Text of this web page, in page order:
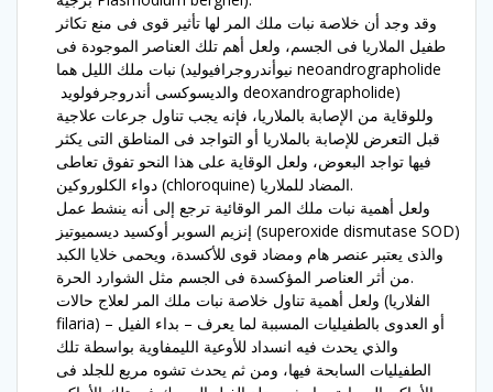
وقد وجد أن خلاصة نبات ملك المر لها تأثير قوى فى منع تكاثر
طفيل الملاريا فى الجسم، ولعل أهم تلك العناصر الموجودة فى
نبات ملك الليل هما (نيوأندروجرافيوليد neoandrographolide
والديسوكسى أندروجرفولويد deoxandrographolide)
وللوقاية من الإصابة بالملاريا، فإنه يجب تناول جرعات علاجية
قبل التعرض للإصابة بالملاريا أو التواجد فى المناطق التى يكثر
فيها تواجد البعوض، ولعل الوقاية على هذا النحو تفوق تعاطى
دواء الكلوروكين (chloroquine) المضاد للملاريا.
ولعل أهمية نبات ملك المر الوقائية ترجع إلى أنه ينشط عمل
إنزيم السوبر أوكسيد ديسميوتيز (superoxide dismutase SOD)
والذى يعتبر عنصر هام ومضاد قوى للأكسدة، ويحمى خلايا الكبد
من أثر العناصر المؤكسدة فى الجسم مثل الشوارد الحرة.
ولعل أهمية تناول خلاصة نبات ملك المر لعلاج حالات (الفلاريا
filaria) أو العدوى بالطفيليات المسببة لما يعرف – بداء الفيل –
والذي يحدث فيه انسداد للأوعية الليمفاوية بواسطة تلك
الطفيليات السابحة فيها، ومن ثم يحدث تشوه مريع للجلد فى